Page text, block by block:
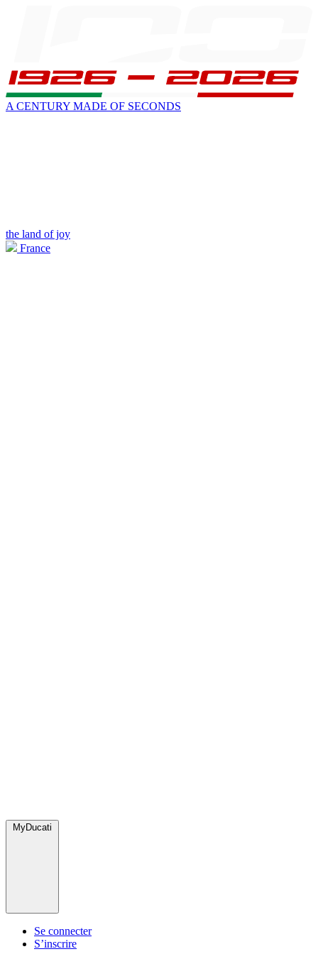
A CENTURY MADE OF SECONDS
the land of joy
France
MyDucati
Se connecter
S’inscrire